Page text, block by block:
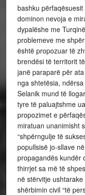
bashku
dominon nevoja e
dypalëshe me
problemeve me
është propozuar të
brendësi të territorit
janë paraparë për
nga shtetësia,
Selanik mund të
tyre të paluajtshme
propozimet e
miratuan unanimisht
“shpërngulje të
popullsisë jo-sllave
propagandës kundër
thirrjet sa më të
në stërvitje
shërbimin civil “të